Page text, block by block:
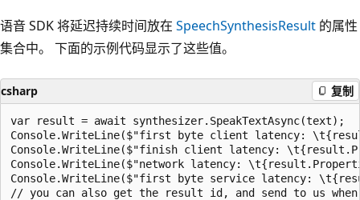
语音 SDK 将延迟持续时间放在 SpeechSynthesisResult 的属性
集合中。 下面的示例代码显示了这些值。
csharp 复制
var result = await synthesizer.SpeakTextAsync(text);
Console.WriteLine($"first byte client latency:
Console.WriteLine($"finish client latency:
Console.WriteLine($"network latency:
Console.WriteLine($"first byte service latency:
// you can also get the result id, and send to us